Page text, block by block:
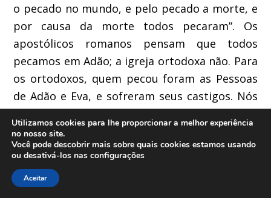
o pecado no mundo, e pelo pecado a morte, e
por causa da morte todos pecaram”. Os
apostólicos romanos pensam que todos
pecamos em Adão; a igreja ortodoxa não. Para
os ortodoxos, quem pecou foram as Pessoas
de Adão e Eva, e sofreram seus castigos. Nós
não poderíamos sofrer, nós mesmos, os
castigos deles. Todavia, o pecado maculou a
natureza humana, que passa a ter o problema
da morte, da privação da presença de D-S. A
morte é consequência do pecado de Adão e,
Utilizamos cookies para lhe proporcionar a melhor experiência
no nosso site.
Você pode descobrir mais sobre quais cookies estamos usando
ou desativá-los nas configurações
Aceitar